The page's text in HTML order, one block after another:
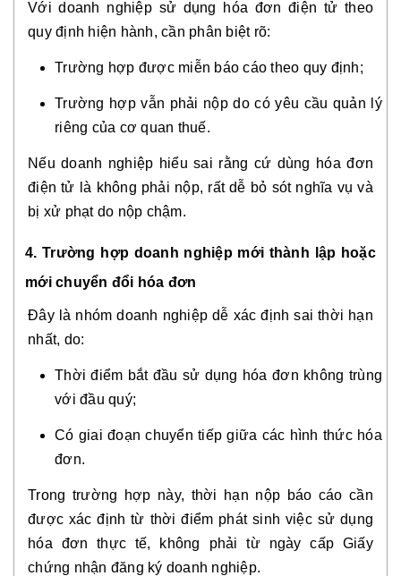
Với doanh nghiệp sử dụng hóa đơn điện tử theo
quy định hiện hành, cần phân biệt rõ:
Trường hợp được miễn báo cáo theo quy định;
Trường hợp vẫn phải nộp do có yêu cầu quản lý
riêng của cơ quan thuế.
Nếu doanh nghiệp hiểu sai rằng cứ dùng hóa đơn
điện tử là không phải nộp, rất dễ bỏ sót nghĩa vụ và
bị xử phạt do nộp chậm.
4. Trường hợp doanh nghiệp mới thành lập hoặc
mới chuyển đổi hóa đơn
Đây là nhóm doanh nghiệp dễ xác định sai thời hạn
nhất, do:
Thời điểm bắt đầu sử dụng hóa đơn không trùng
với đầu quý;
Có giai đoạn chuyển tiếp giữa các hình thức hóa
đơn.
Trong trường hợp này, thời hạn nộp báo cáo cần
được xác định từ thời điểm phát sinh việc sử dụng
hóa đơn thực tế, không phải từ ngày cấp Giấy
chứng nhận đăng ký doanh nghiệp.